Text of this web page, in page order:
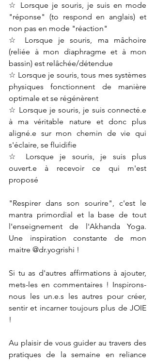
☆ Lorsque je souris, je suis en mode
"réponse" (to respond en anglais) et
non pas en mode "réaction"
☆ Lorsque je souris, ma mâchoire
(reliée à mon diaphragme et à mon
bassin) est relâchée/détendue
☆ Lorsque je souris, tous mes systèmes
physiques fonctionnent de manière
optimale et se régénèrent
☆ Lorsque je souris, je suis connecté.e
à ma véritable nature et donc plus
aligné.e sur mon chemin de vie qui
s'éclaire, se fluidifie
☆ Lorsque je souris, je suis plus
ouvert.e à recevoir ce qui m'est
proposé
"Respirer dans son sourire", c'est le
mantra primordial et la base de tout
l'enseignement de l'Akhanda Yoga.
Une inspiration constante de mon
maitre @dr.yogrishi !
Si tu as d'autres affirmations à ajouter,
mets-les en commentaires ! Inspirons-
nous les un.e.s les autres pour créer,
sentir et incarner toujours plus de JOIE
!
Au plaisir de vous guider au travers des
pratiques de la semaine en reliance